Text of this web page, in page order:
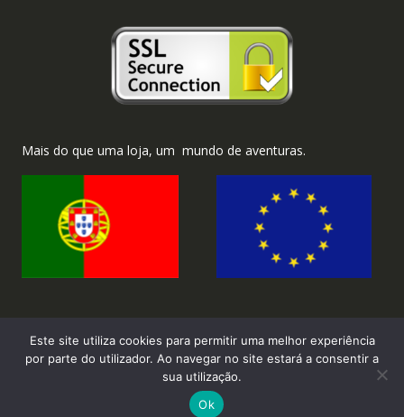
Mais do que uma loja, um mundo de aventuras.
2026 ©Brinka.com.pt - Todos os direitos reservados.
Este site utiliza cookies para permitir uma melhor experiência
por parte do utilizador. Ao navegar no site estará a consentir a
sua utilização.
Ok